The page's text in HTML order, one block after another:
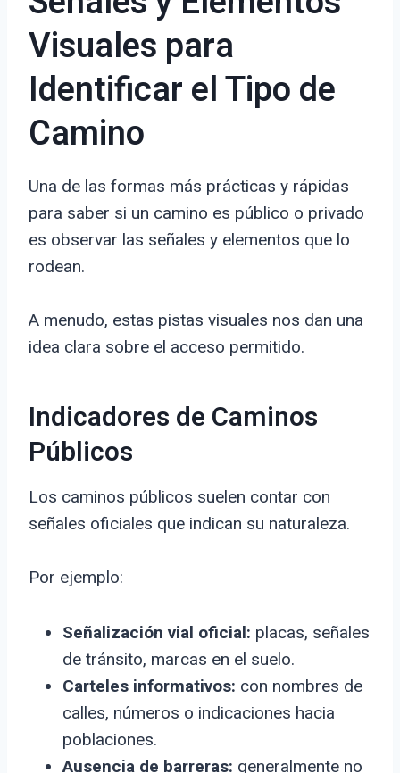
Visuales para
Identificar el Tipo de
Camino
Una de las formas más prácticas y rápidas
para saber si un camino es público o privado
es observar las señales y elementos que lo
rodean.
A menudo, estas pistas visuales nos dan una
idea clara sobre el acceso permitido.
Indicadores de Caminos
Públicos
Los caminos públicos suelen contar con
señales oficiales que indican su naturaleza.
Por ejemplo:
Señalización vial oficial: placas, señales
de tránsito, marcas en el suelo.
Carteles informativos: con nombres de
calles, números o indicaciones hacia
poblaciones.
Ausencia de barreras: generalmente no